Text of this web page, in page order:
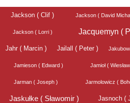
Jackson ( Clif ) Jackson ( David
Jackson ( Lorri ) Jacquemyn (
Jahr ( Marcin ) Jailall ( Peter )
Jamieson ( Edward ) Jamioł (
Jarman ( Joseph ) Jarmolowicz (
Jaskułke ( Sławomir ) Jasnoch (